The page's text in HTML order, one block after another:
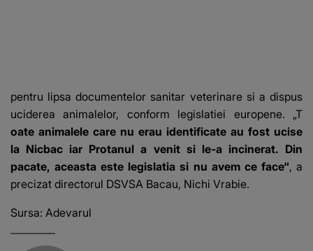
pentru lipsa documentelor sanitar veterinare si a dispus
uciderea animalelor, conform legislatiei europene. „T
oate animalele care nu erau identificate au fost ucise
la Nicbac iar Protanul a venit si le-a incinerat. Din
pacate, aceasta este legislatia si nu avem ce face“, a
precizat directorul DSVSA Bacau, Nichi Vrabie.
Sursa: Adevarul